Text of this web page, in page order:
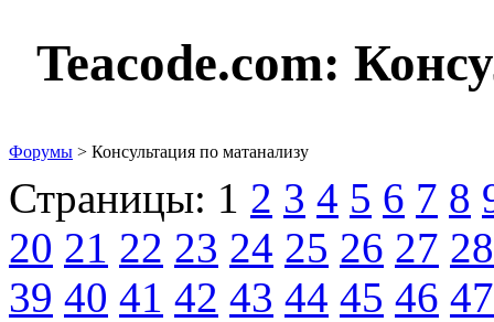
Teacode.com:
Форумы > Консультация по матанализу
Страницы: 1 2 3 4 5 6 7 8
20 21 22 23 24 25 26 27 28
39 40 41 42 43 44 45 46 47